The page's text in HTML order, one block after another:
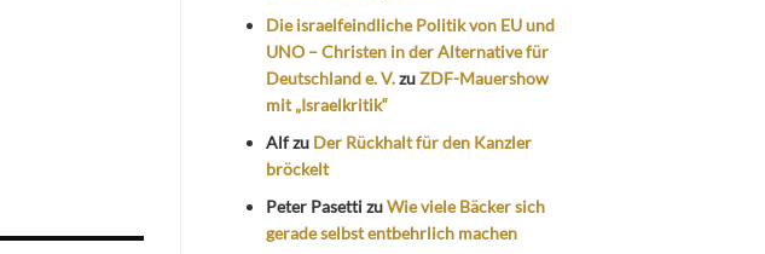
Die israelfeindliche Politik von EU und
UNO – Christen in der Alternative für
Deutschland e. V.zuZDF-Mauershow
mit „Israelkritik“
Alfzu Der Rückhalt für den Kanzler
bröckelt
Peter PasettizuWie viele Bäcker sich
gerade selbst entbehrlich machen